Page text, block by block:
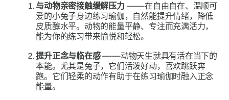
与动物亲密接触缓解压力 ——在自由自在、温顺可
爱的小兔子身边练习瑜伽，自然能提升情绪，降低
皮质醇水平。动物的能量平静、专注而充满活力，
能为你的练习带来愉悦和轻松。
提升正念与临在感——动物天生就具有活在当下的
本能。尤其是兔子，它们活泼好动，喜欢跳跃奔
跑。它们轻柔的动作有助于在练习瑜伽时融入正念
能量。